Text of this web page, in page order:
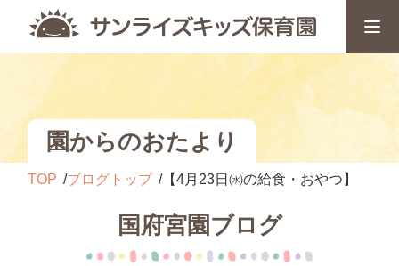
園からのおたより
TOP ブログトップ 【4月23日㈬の給食・おやつ】
国府宮園ブログ